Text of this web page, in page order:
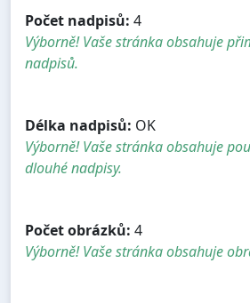
Počet nadpisů: 4
Výborně! Vaše stránka obsahuje
nadpisů.
Délka nadpisů: OK
Výborně! Vaše stránka obsahuje
dlouhé nadpisy.
Počet obrázků: 4
Výborně! Vaše stránka obsahuje